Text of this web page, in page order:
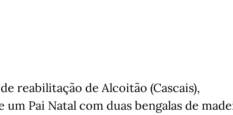
reabilitação de Alcoitão (Cascais),
Pai Natal com duas bengalas de